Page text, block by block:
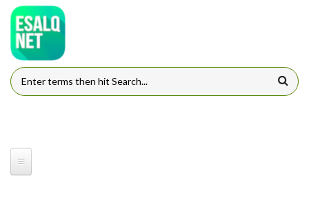
Pular para o conteúdo principal
FORMULÁRIO DE BUSCA